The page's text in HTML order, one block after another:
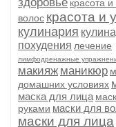
красота
волос красота и
кулинария
похудения лечение
лимфодренажные
макияж маникюр
домашних условиях
маска для лица
руками маски для
маски для лица